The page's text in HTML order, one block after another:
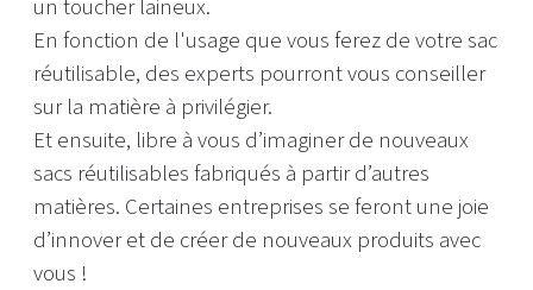
un toucher laineux.
En fonction de l'usage que vous ferez de votre sac
réutilisable, des experts pourront vous conseiller
sur la matière à privilégier.
Et ensuite, libre à vous d’imaginer de nouveaux
sacs réutilisables fabriqués à partir d’autres
matières. Certaines entreprises se feront une joie
d’innover et de créer de nouveaux produits avec
vous !